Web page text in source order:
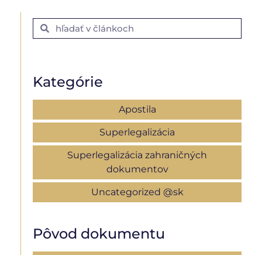
Kategórie
Apostila
Superlegalizácia
Superlegalizácia zahraničných
dokumentov
Uncategorized @sk
Pôvod dokumentu